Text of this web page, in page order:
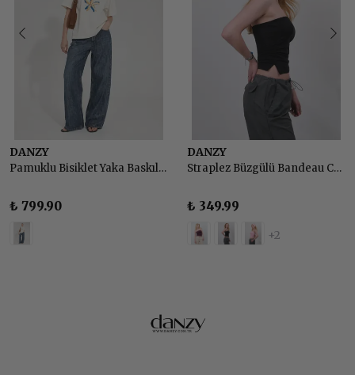
DANZY
Pamuklu Bisiklet Yaka Baskılı Basic Tshirt
₺ 799.90
DANZY
Straplez Büzgülü Bandeau Crop Top Body
₺ 349.99
+2